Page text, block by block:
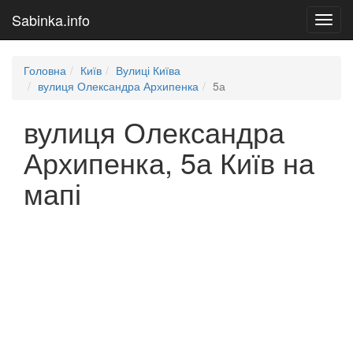
Sabinka.info
Головна Київ
Вулиці Київа
вулиця Олександра Архипенка
5а
вулиця Олександра
Архипенка, 5а Київ на
мапі